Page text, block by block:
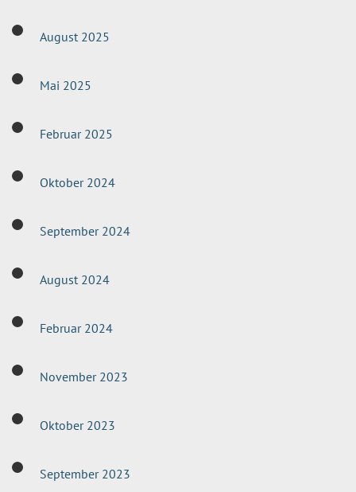
August 2025
Mai 2025
Februar 2025
Oktober 2024
September 2024
August 2024
Februar 2024
November 2023
Oktober 2023
September 2023